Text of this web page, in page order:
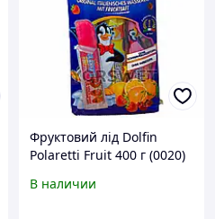
Фруктовий лід Dolfin
Polaretti Fruit 400 г (0020)
В наличии